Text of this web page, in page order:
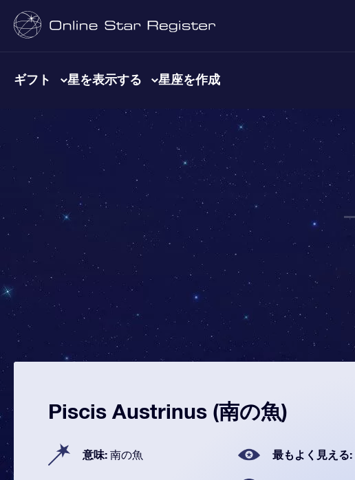
ギフト 星を表示する 星座を作成
Piscis Austrinus (南の魚)
意味: 南の魚 最もよく見える: